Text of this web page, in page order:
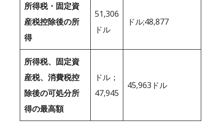
所得税・固定資
産税控除後の所
得
51,306
ドル
ドル;48,877
所得税、固定資
産税、消費税控
除後の可処分所
得の最高額
ドル；
47,945
45,963ドル